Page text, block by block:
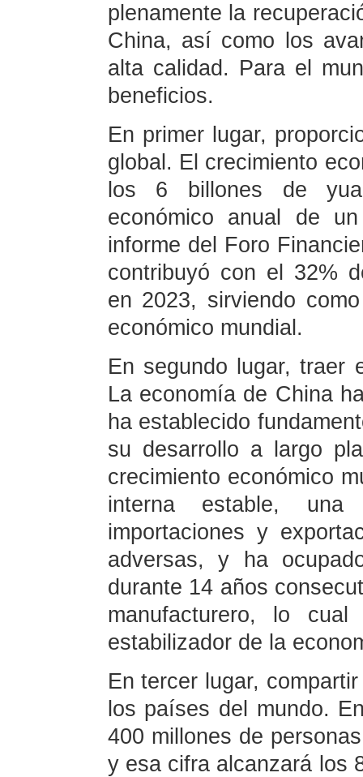
plenamente la
China, así como los
alta calidad. Para el
beneficios.
En primer lugar,
global. El crecimiento
los 6 billones de
económico anual de
informe del Foro
contribuyó con el 32%
en 2023, sirviendo
económico mundial.
En segundo lugar, traer
La economía de China
ha establecido
su desarrollo a largo
crecimiento económico
interna estable,
importaciones y
adversas, y ha
durante 14 años
manufacturero, lo
estabilizador de la
En tercer lugar,
los países del mundo.
400 millones de
y esa cifra alcanzará los